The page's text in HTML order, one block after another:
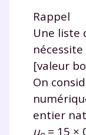
Rappel
Une liste
[valeur
On
entier
u = 15 ×